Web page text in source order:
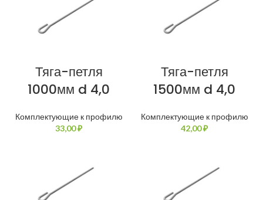
Тяга-петля
1000мм d 4,0
Комплектующие к профилю
₽
Тяга-петля
1500мм d 4,0
Комплектующие к профилю
₽